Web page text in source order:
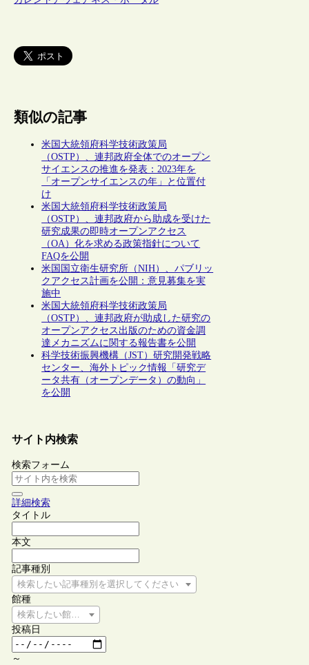
類似の記事
米国大統領府科学技術政策局
（OSTP）、連邦政府全体でのオープン
サイエンスの推進を発表：2023年を
「オープンサイエンスの年」と位置付
け
米国大統領府科学技術政策局
（OSTP）、連邦政府から助成を受けた
研究成果の即時オープンアクセス
（OA）化を求める政策指針について
FAQを公開
米国国立衛生研究所（NIH）、パブリッ
クアクセス計画を公開：意見募集を実
施中
米国大統領府科学技術政策局
（OSTP）、連邦政府が助成した研究の
オープンアクセス出版のための資金調
達メカニズムに関する報告書を公開
科学技術振興機構（JST）研究開発戦略
センター、海外トピック情報「研究デ
ータ共有（オープンデータ）の動向」
を公開
サイト内検索
検索フォーム
詳細検索
タイトル
本文
記事種別
検索したい記事種別を選択してください
館種
検索したい館種を選択してください
投稿日
～